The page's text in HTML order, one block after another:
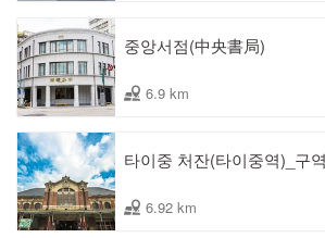
중앙서점(中央書局)
6.9 km
타이중 처잔(타이중역)_구
6.92 km